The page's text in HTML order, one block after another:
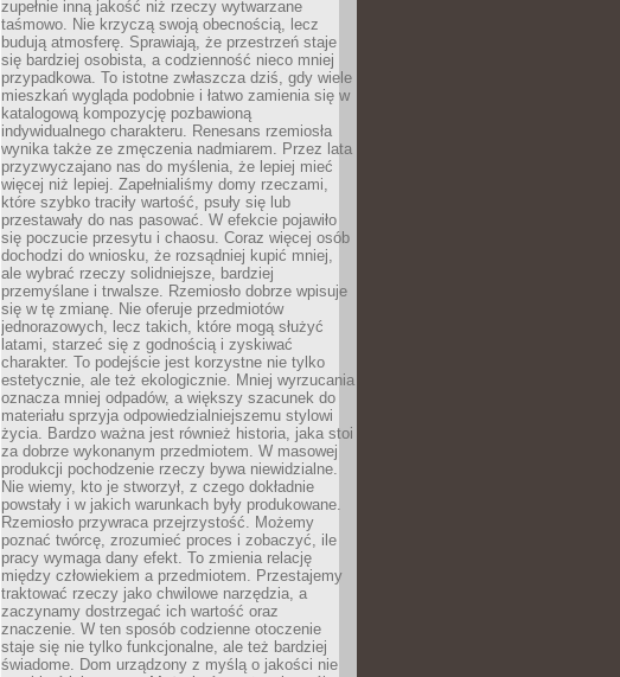
zupełnie inną jakość niż rzeczy wytwarzane
taśmowo. Nie krzyczą swoją obecnością, lecz
budują atmosferę. Sprawiają, że przestrzeń staje
się bardziej osobista, a codzienność nieco mniej
przypadkowa. To istotne zwłaszcza dziś, gdy wiele
mieszkań wygląda podobnie i łatwo zamienia się w
katalogową kompozycję pozbawioną
indywidualnego charakteru. Renesans rzemiosła
wynika także ze zmęczenia nadmiarem. Przez lata
przyzwyczajano nas do myślenia, że lepiej mieć
więcej niż lepiej. Zapełnialiśmy domy rzeczami,
które szybko traciły wartość, psuły się lub
przestawały do nas pasować. W efekcie pojawiło
się poczucie przesytu i chaosu. Coraz więcej osób
dochodzi do wniosku, że rozsądniej kupić mniej,
ale wybrać rzeczy solidniejsze, bardziej
przemyślane i trwalsze. Rzemiosło dobrze wpisuje
się w tę zmianę. Nie oferuje przedmiotów
jednorazowych, lecz takich, które mogą służyć
latami, starzeć się z godnością i zyskiwać
charakter. To podejście jest korzystne nie tylko
estetycznie, ale też ekologicznie. Mniej wyrzucania
oznacza mniej odpadów, a większy szacunek do
materiału sprzyja odpowiedzialniejszemu stylowi
życia. Bardzo ważna jest również historia, jaka stoi
za dobrze wykonanym przedmiotem. W masowej
produkcji pochodzenie rzeczy bywa niewidzialne.
Nie wiemy, kto je stworzył, z czego dokładnie
powstały i w jakich warunkach były produkowane.
Rzemiosło przywraca przejrzystość. Możemy
poznać twórcę, zrozumieć proces i zobaczyć, ile
pracy wymaga dany efekt. To zmienia relację
między człowiekiem a przedmiotem. Przestajemy
traktować rzeczy jako chwilowe narzędzia, a
zaczynamy dostrzegać ich wartość oraz
znaczenie. W ten sposób codzienne otoczenie
staje się nie tylko funkcjonalne, ale też bardziej
świadome. Dom urządzony z myślą o jakości nie